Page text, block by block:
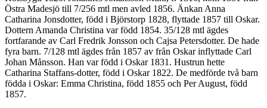
Östra Madesjö till 7/256 mtl men avled 1856. Änkan Anna
Catharina Jonsdotter, född i Björstorp 1828, flyttade 1857 till Oskar.
Dottern Amanda Christina var född 1854. 35/128 mtl ägdes
fortfarande av Carl Fredrik Jonsson och Cajsa Petersdotter. De hade
fyra barn. 7/128 mtl ägdes från 1857 av från Oskar inflyttade Carl
Johan Månsson. Han var född i Oskar 1831. Hustrun hette
Catharina Staffans-dotter, född i Oskar 1822. De medförde två barn
födda i Oskar: Emma Christina, född 1855 och Per August, född
1857.